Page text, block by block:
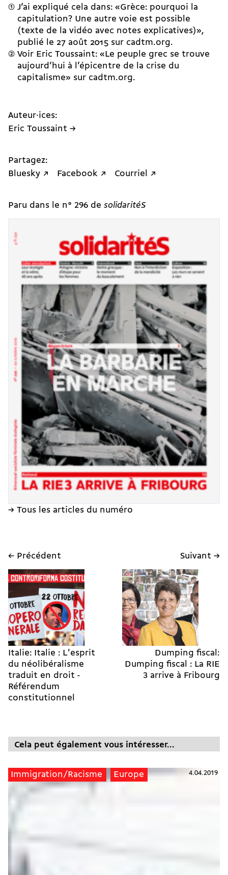
J’ai expliqué cela dans: «Grèce: pourquoi la
capitulation? Une autre voie est possible
(texte de la vidéo avec notes explicatives)»,
publié le 27 août 2015 sur cadtm.org.
Voir Eric Toussaint: «Le peuple grec se trouve
aujourd’hui à l’épicentre de la crise du
capitalisme» sur cadtm.org.
Auteur·ices:
Eric Toussaint →
Partagez:
Bluesky ↗
Facebook ↗ Courriel ↗
Paru dans le n° 296 de solidaritéS
→ Tous les articles du numéro
← Précédent
Italie: Italie : L'esprit
du néolibéralisme
traduit en droit -
Référendum
constitutionnel
Suivant →
Dumping fiscal:
Dumping fiscal : La RIE
3 arrive à Fribourg
Cela peut également vous intéresser...
Immigration/Racisme Europe 4.04.2019